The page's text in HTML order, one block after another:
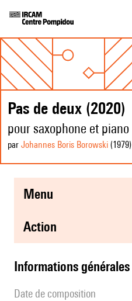
Pas de deux (2020)
pour saxophone et piano
par Johannes Boris Borowski (1979)
menu
action
informations générales
date de composition